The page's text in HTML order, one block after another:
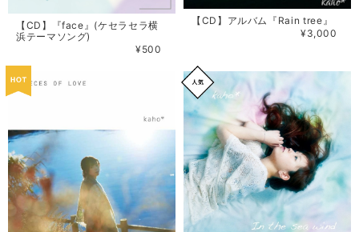
【CD】『face』(ケセラセラ横
浜テーマソング)
¥500
【CD】アルバム『Rain tree』
¥3,000